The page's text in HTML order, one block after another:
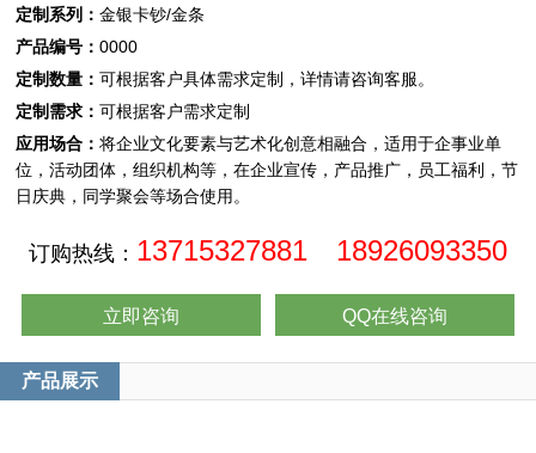
定制系列：金银卡钞/金条
产品编号：0000
定制数量：可根据客户具体需求定制，详情请咨询客服。
定制需求：可根据客户需求定制
应用场合：将企业文化要素与艺术化创意相融合，适用于企事业单
位，活动团体，组织机构等，在企业宣传，产品推广，员工福利，节
日庆典，同学聚会等场合使用。
订购热线： 13715327881 18926093350
立即咨询 QQ在线咨询
产品展示